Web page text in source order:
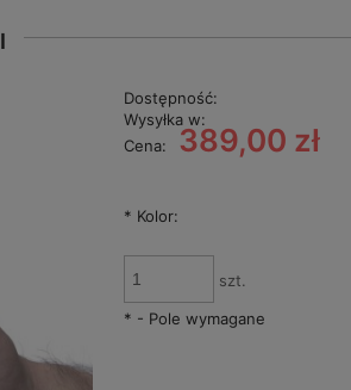
Dostępność:
Wysyłka w:
Cena:
389,00 zł
* Kolor:
szt.
* - Pole wymagane